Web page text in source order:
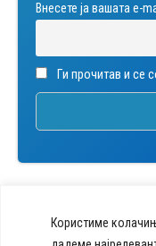
Користиме
Внесете ја вашата е-
Ги прочитав и се